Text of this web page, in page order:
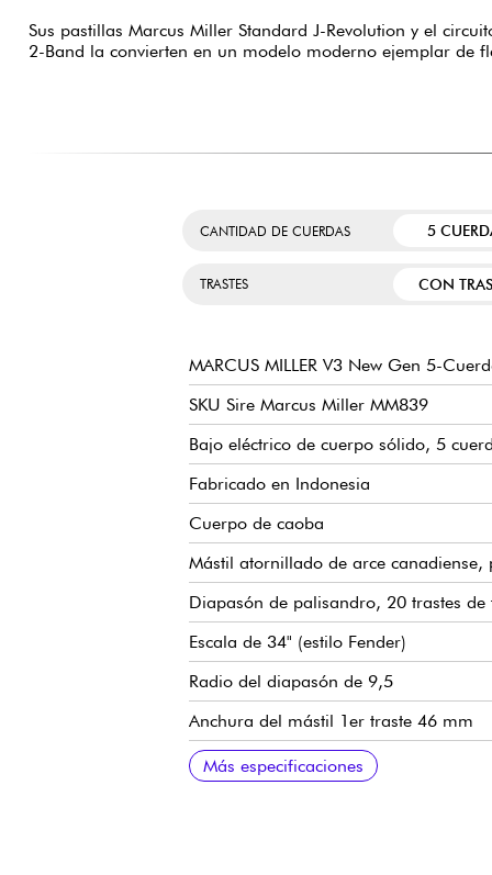
Sus pastillas Marcus Miller Standard J-Revolution y el
2-Band la convierten en un modelo moderno ejemplar de
CANTIDAD DE CUERDAS 5
TRASTES CON
MARCUS MILLER V3 New Gen 5-
SKU Sire Marcus Miller MM839
Bajo eléctrico de cuerpo sólido, 5
Fabricado en Indonesia
Cuerpo de caoba
Mástil atornillado de arce
Diapasón de palisandro, 20 trastes
Escala de 34" (estilo Fender)
Radio del diapasón de 9,5
Anchura del mástil 1er traste 46 mm
Juego de pastillas Sire Standard J-
Preamplificador Sire Standard de 2
Volumen
Tono
Balance de micrófono
Agudos
Graves (push/pull para modos activo
Puente de bajos Sire Standard con
Clavijas de afinación abiertas Sire
Acabado brillante del cuerpo
Mástil satinado
Más especificaciones